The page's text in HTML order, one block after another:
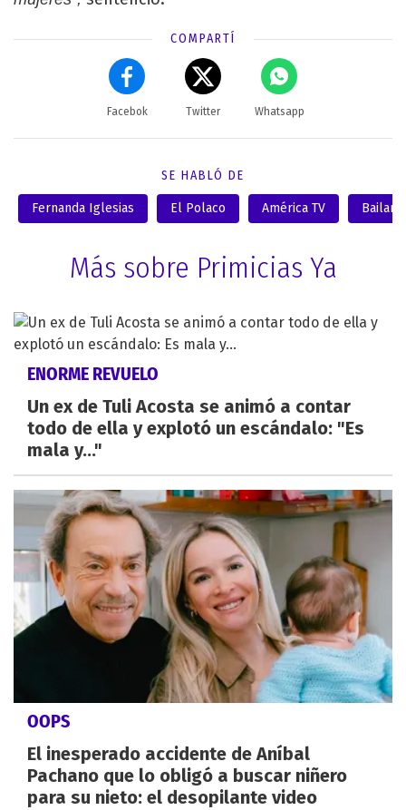
COMPARTÍ
Facebok Twitter Whatsapp
SE HABLÓ DE
Fernanda Iglesias El Polaco América TV
Más sobre Primicias Ya
ENORME REVUELO
Un ex de Tuli Acosta se animó a contar
todo de ella y explotó un escándalo: "Es
mala y..."
OOPS
El inesperado accidente de Aníbal
Pachano que lo obligó a buscar niñero
para su nieto: el desopilante video